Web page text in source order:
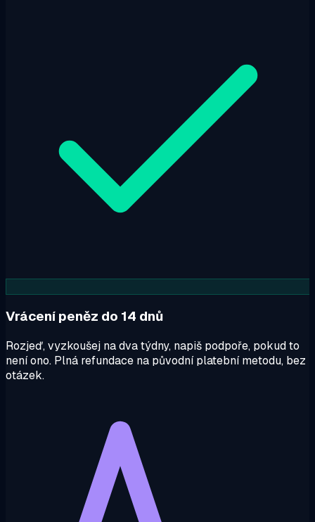
Vrácení peněz do 14 dnů
Rozjeď, vyzkoušej na dva týdny, napiš podpoře, pokud to
není ono. Plná refundace na původní platební metodu, bez
otázek.